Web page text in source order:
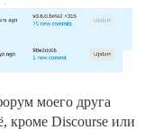
моего друга
кроме Discourse или